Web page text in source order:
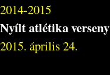
2014-2015
Nyílt atlétika verseny
2015. április 24.